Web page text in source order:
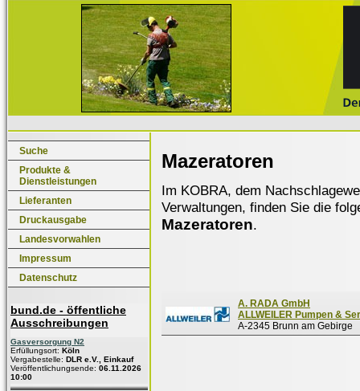
Suche
Produkte &
Dienstleistungen
Lieferanten
Druckausgabe
Landesvorwahlen
Impressum
Datenschutz
bund.de - öffentliche
Ausschreibungen
Gasversorgung N2
Erfüllungsort: Köln
Vergabestelle: DLR e.V., Einkauf
Veröffentlichungsende: 06.11.2026
10:00
Mazeratoren
Im KOBRA, dem
Verwaltungen, finden Sie die
Mazeratoren.
A. RADA GmbH
ALLWEILER Pumpen &
A-2345 Brunn am Gebirge